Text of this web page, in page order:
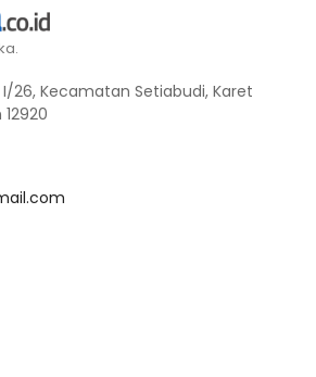
26, Kecamatan Setiabudi, Karet